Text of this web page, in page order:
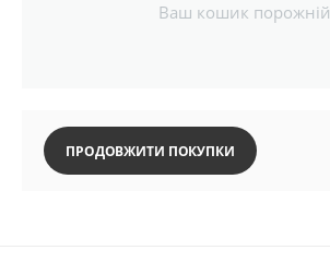
Ваш кошик порожній
ПРОДОВЖИТИ ПОКУПКИ